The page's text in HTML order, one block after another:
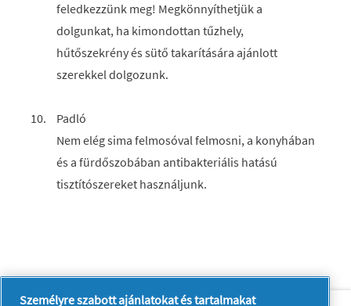
feledkezzünk meg! Megkönnyíthetjük a
dolgunkat, ha kimondottan tűzhely,
hűtőszekrény és sütő takarítására ajánlott
szerekkel dolgozunk.
Padló
Nem elég sima felmosóval felmosni, a konyhában
és a fürdőszobában antibakteriális hatású
tisztítószereket használjunk.
Rólunk Kapcsolatfelvétel
Személyre szabott ajánlatokat és tartalmakat